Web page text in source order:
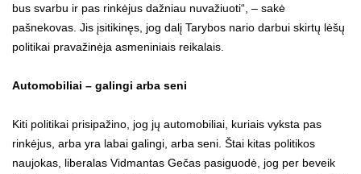
bus svarbu ir pas rinkėjus dažniau nuvažiuoti“, – sakė
pašnekovas. Jis įsitikinęs, jog dalį Tarybos nario darbui skirtų lėšų
politikai pravažinėja asmeniniais reikalais.
Automobiliai – galingi arba seni
Kiti politikai prisipažino, jog jų automobiliai, kuriais vyksta pas
rinkėjus, arba yra labai galingi, arba seni. Štai kitas politikos
naujokas, liberalas Vidmantas Gečas pasiguodė, jog per beveik